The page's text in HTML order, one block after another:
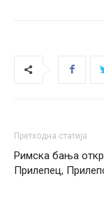
Претходна статија
Римска бања
Прилепец,